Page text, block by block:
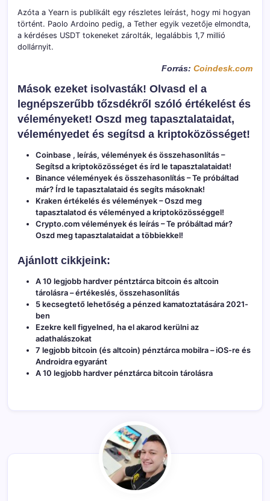
Azóta a Yearn is publikált egy részletes leírást, hogy mi hogyan
történt. Paolo Ardoino pedig, a Tether egyik vezetője elmondta,
a kérdéses USDT tokeneket zárolták, legalábbis 1,7 millió
dollárnyit.
Forrás: Coindesk.com
Mások ezeket isolvasták! Olvasd el a
legnépszerűbb tőzsdékről szóló értékelést és
véleményeket! Oszd meg tapasztalataidat,
véleményedet és segítsd a kriptoközösséget!
Coinbase , leírás, vélemények és összehasonlítás –
Segítsd a kriptoközösséget és írd le tapasztalataidat!
Binance vélemények és összehasonlítás – Te próbáltad
már? Írd le tapasztalataid és segíts másoknak!
Kraken értékelés és vélemények – Oszd meg
tapasztalatod és véleményed a kriptoközösséggel!
Crypto.com vélemények és leírás – Te próbáltad már?
Oszd meg tapasztalataidat a többiekkel!
Ajánlott cikkjeink:
A 10 legjobb hardver péntztárca bitcoin és altcoin
tárolásra – értékeslés, összehasonlítás
5 kecsegtető lehetőség a pénzed kamatoztatására 2021-
ben
Ezekre kell figyelned, ha el akarod kerülni az
adathalászokat
7 legjobb bitcoin (és altcoin) pénztárca mobilra – iOS-re és
Androidra egyaránt
A 10 legjobb hardver pénztárca bitcoin tárolásra